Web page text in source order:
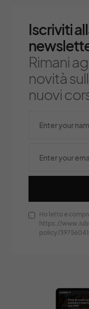
Iscriviti
Rimani
novità
nuovi
Ho letto e
https://
policy/39756041